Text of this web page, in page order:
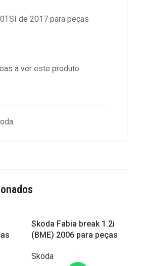
de 2017 para peças
a ver este produto
Skoda Fabia break 1.2i
(BME) 2006 para peças
Skoda